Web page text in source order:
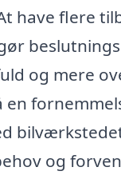
have flere
og mere
en
og